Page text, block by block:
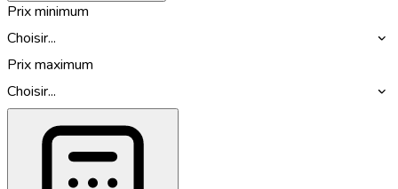
Prix minimum
Choisir...
Prix maximum
Choisir...